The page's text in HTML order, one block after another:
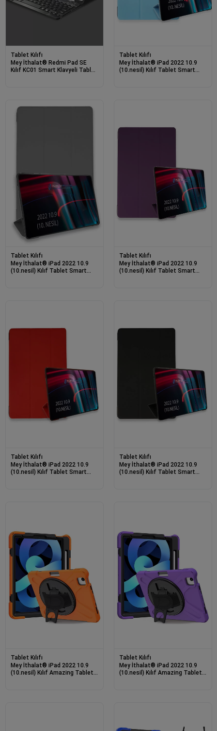
Tablet Kılıfı
Mey İthalat® Redmi Pad SE
Kılıf KC01 Smart Klavyeli Tablet
Tablet Kılıfı
Mey İthalat® iPad 2022 10.9
(10.nesil) Kılıf Tablet Smart
Tablet Kılıfı
Mey İthalat® iPad 2022 10.9
(10.nesil) Kılıf Tablet Smart
Tablet Kılıfı
Mey İthalat® iPad 2022 10.9
(10.nesil) Kılıf Tablet Smart
Tablet Kılıfı
Mey İthalat® iPad 2022 10.9
(10.nesil) Kılıf Tablet Smart
Tablet Kılıfı
Mey İthalat® iPad 2022 10.9
(10.nesil) Kılıf Tablet Smart
Tablet Kılıfı
Mey İthalat® iPad 2022 10.9
(10.nesil) Kılıf Amazing Tablet
Tablet Kılıfı
Mey İthalat® iPad 2022 10.9
(10.nesil) Kılıf Amazing Tablet